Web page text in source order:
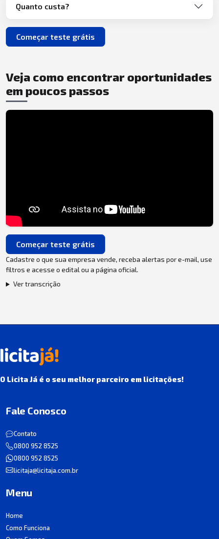
Quanto custa?
Começar teste grátis
Veja como encontrar oportunidades
em poucos passos
Começar teste grátis
Cadastre o que sua empresa vende, receba alertas por e-mail, use
filtros e acesse o edital ou a página oficial.
Ver transcrição
O Licita Já é o seu melhor parceiro em licitações!
Fale Conosco
Contato
0800 952 8525
0800 952 8525
licitaja@licitaja.com.br
Menu
Home
Como Funciona